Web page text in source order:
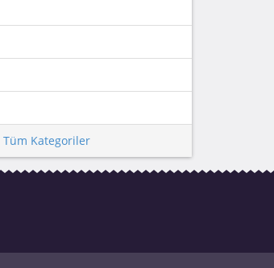
Tüm Kategoriler